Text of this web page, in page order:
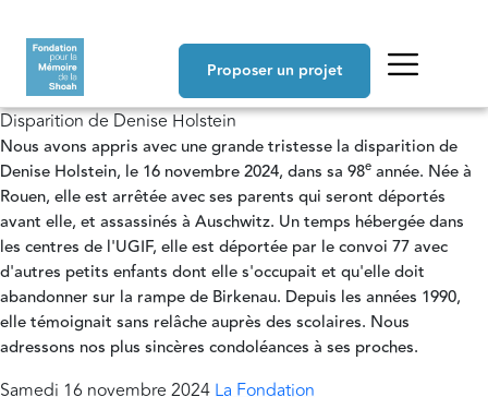
Proposer un projet
Disparition de Denise Holstein
Nous avons appris avec une grande tristesse la disparition de
Denise Holstein, le 16 novembre 2024, dans sa 98e année. Née à
Rouen, elle est arrêtée avec ses parents qui seront déportés
avant elle, et assassinés à Auschwitz. Un temps hébergée dans
les centres de l'UGIF, elle est déportée par le convoi 77 avec
d'autres petits enfants dont elle s'occupait et qu'elle doit
abandonner sur la rampe de Birkenau. Depuis les années 1990,
elle témoignait sans relâche auprès des scolaires. Nous
adressons nos plus sincères condoléances à ses proches.
Samedi 16 novembre 2024La Fondation